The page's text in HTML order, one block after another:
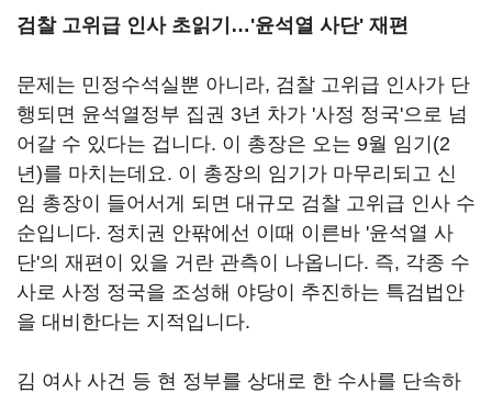
검찰 고위급 인사 초읽기…'윤석열 사단' 재편
문제는 민정수석실뿐 아니라, 검찰 고위급 인사가 단
행되면 윤석열정부 집권 3년 차가 '사정 정국'으로 넘
어갈 수 있다는 겁니다. 이 총장은 오는 9월 임기(2
년)를 마치는데요. 이 총장의 임기가 마무리되고 신
임 총장이 들어서게 되면 대규모 검찰 고위급 인사 수
순입니다. 정치권 안팎에선 이때 이른바 '윤석열 사
단'의 재편이 있을 거란 관측이 나옵니다. 즉, 각종 수
사로 사정 정국을 조성해 야당이 추진하는 특검법안
을 대비한다는 지적입니다.
김 여사 사건 등 현 정부를 상대로 한 수사를 단속하